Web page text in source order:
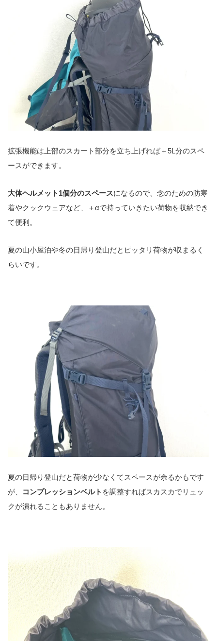
拡張機能は上部のスカート部分を立ち上げれば＋5L分のスペ
ースができます。
大体ヘルメット1個分のスペースになるので、念のための防寒
着やクックウェアなど、＋αで持っていきたい荷物を収納でき
て便利。
夏の山小屋泊や冬の日帰り登山だとピッタリ荷物が収まるく
らいです。
夏の日帰り登山だと荷物が少なくてスペースが余るかもです
が、
コンプレッションベルト を調整すればスカスカでリュッ
クが潰れることもありません。